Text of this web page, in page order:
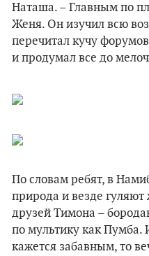
Наташа. – Главным по
Женя. Он изучил всю
перечитал кучу
и продумал все до
По словам ребят, в
природа и везде
друзей Тимона –
по мультику как Пумба.
кажется забавным, то